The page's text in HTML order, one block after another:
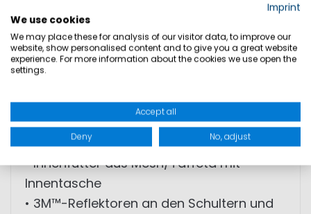
• komplett getapete Nähte
• doppelte Ärmelmanschetten
• hoher, mit Fleece gefütterter Kragen mit
• Kapuze in Signalfarbe
• Brusttasche sowie weitere Taschen mit
Fleecefutter
• Innenfutter aus Mesh/Taffeta mit
Innentasche
• 3M™-Reflektoren an den Schultern und
Imprint
We use cookies
We may place these for analysis of our visitor data, to improve our
website, show personalised content and to give you a great website
experience. For more information about the cookies we use open the
settings.
Accept all
Deny No, adjust